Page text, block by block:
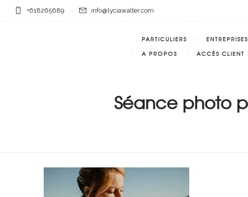
+618265689 info@lyciawalter.com
PARTICULIERS ENTREPRISES
A PROPOS
ACCÈS CLIENT
Séance photo